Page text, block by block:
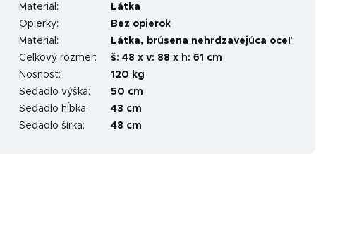
Materiál :
Látka
Opierky:
Bez opierok
Materiál :
Látka, brúsena nehrdzavejúca oceľ
Celkový rozmer:
š: 48 x v: 88 x h: 61 cm
Nosnosť:
120 kg
Sedadlo výška:
50 cm
Sedadlo hĺbka:
43 cm
Sedadlo šírka: 48 cm